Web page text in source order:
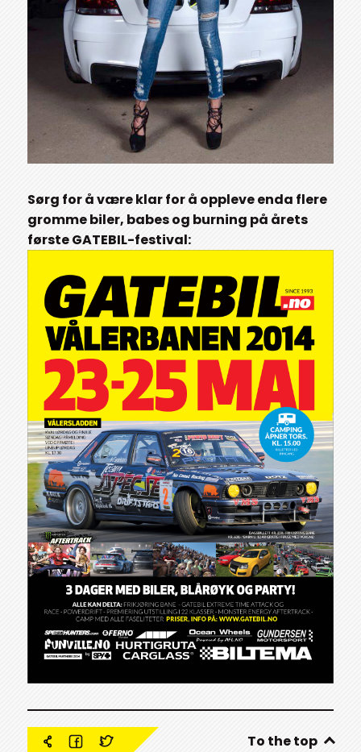
Sørg for å være klar for å oppleve enda flere
gromme biler, babes og burning på årets
første GATEBIL-festival:
To the top